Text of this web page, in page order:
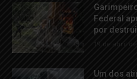
Federal
por
19 de abril
Um dos